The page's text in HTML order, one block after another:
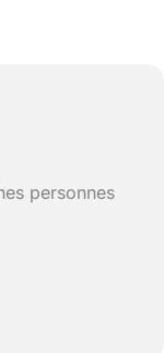
personnes